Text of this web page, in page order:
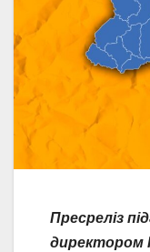
Пресреліз
директором